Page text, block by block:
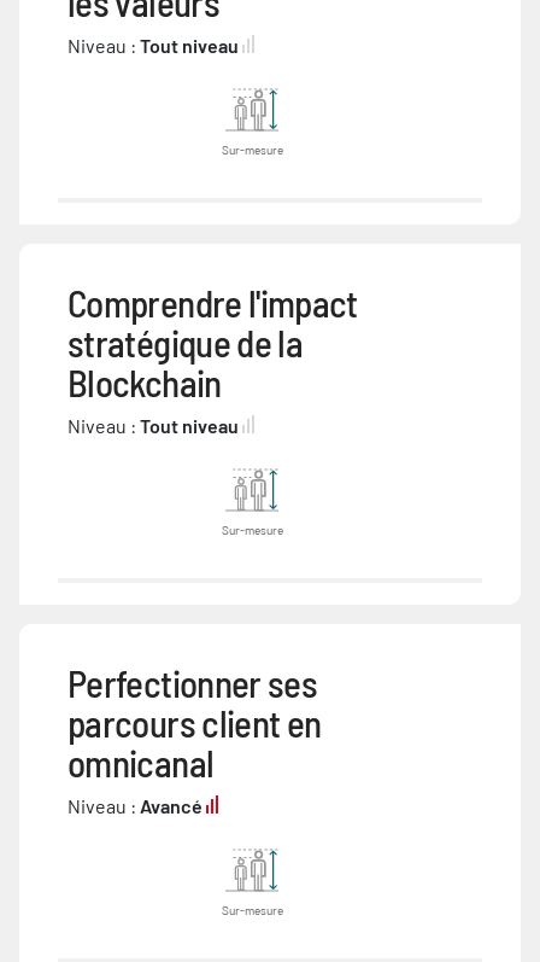
Niveau : Tout niveau
Sur-mesure
Comprendre l'impact
stratégique de la
Blockchain
Niveau : Tout niveau
Sur-mesure
Perfectionner ses
parcours client en
omnicanal
Niveau : Avancé
Sur-mesure